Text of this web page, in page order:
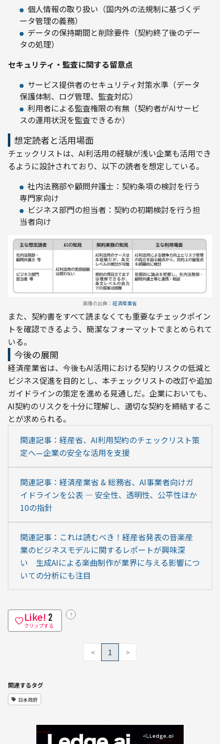
個人情報の取り扱い（国内外の法規制に基づくデ
ータ管理の義務）
データの保持期間と削除要件（契約終了後のデー
タの処理）
セキュリティ・監査に関する留意点
サービス提供者のセキュリティ対策水準（データ
保護体制、ログ管理、監査対応）
利用者による監査権限の有無（契約者がAIサービ
スの運用状況を監査できるか）
想定読者と活用場面
チェックリストは、AI利活用の経験が浅い企業も活用でき
るように設計されており、以下の読者を想定している。
社内法務部や顧問弁護士：契約条項の検討を行う
専門家向け
ビジネス部門の担当者：契約の初期検討を行う担
当者向け
画像の出典： 経済産業省
また、契約書をすべて読まなくても重要なチェックポイン
トを確認できるよう、簡潔なフォーマットでまとめられて
いる。
今後の展開
経済産業省は、今後もAI活用における契約リスクの低減と
ビジネス促進を目的とし、本チェックリストの改訂や追加
ガイドラインの策定を進める見通しだ。企業においても、
AI契約のリスクを十分に理解し、適切な契約を締結するこ
とが求められる。
関連記事：経産省、AI利用契約のチェックリスト策
定へ—企業の安全な活用を支援
関連記事：経済産業省 & 総務省、AI事業者向けガ
イドラインを公表 ― 安全性、透明性、公平性ほか
10の指針
関連記事：これは読むべき！経産省発表の音楽産
業のビジネスモデルに関するレポートが興味深
い　生成AIによる楽曲制作が業界に与える影響につ
いての分析にも注目
Like! 2
クリップする
？
< 1 >
関連するタグ
日本政府